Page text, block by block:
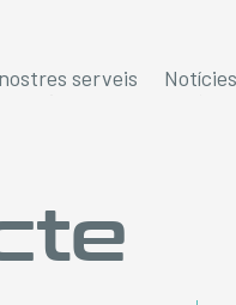
serveis Notícies